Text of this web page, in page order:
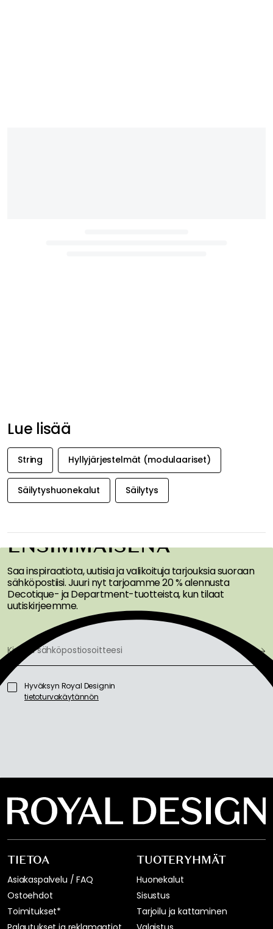
Lue lisää
String Hyllyjärjestelmät (modulaariset)
Säilytyshuonekalut Säilytys
SAA INSPIRAATIOTA &
TARJOUKSIA
ENSIMMÄISENÄ
Saa inspiraatiota, uutisia ja valikoituja tarjouksia suoraan
sähköpostiisi. Juuri nyt tarjoamme 20 % alennusta
Decotique- ja Department-tuotteista, kun tilaat
uutiskirjeemme.
Hyväksyn Royal Designin
tietoturvakäytännön
TIETOA
Asiakaspalvelu / FAQ
Ostoehdot
Toimitukset*
TUOTERYHMÄT
Huonekalut
Sisustus
Tarjoilu ja kattaminen